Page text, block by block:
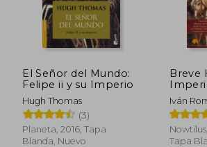
50%
dcto.
$ 105.433
$ 52.716
El Señor del Mundo:
Felipe ii y su Imperio
Hugh Thomas
(3)
Planeta, 2016, Tapa
Blanda, Nuevo
Breve
Iván
Romero
Nowtilus,
Tapa